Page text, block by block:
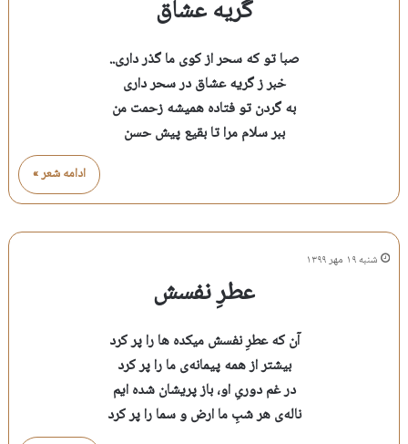
گریه عشاق
صبا تو که سحر از کوی ما گذر داری..
خبر ز گریه عشاق در سحر داری
به گردن تو فتاده همیشه زحمت من
ببر سلام مرا تا بقیع پیش حسن
ادامه شعر »
شنبه ۱۹ مهر ۱۳۹۹
عطرِ نفسش
آن که عطرِ نفسش میکده ها را پر کرد
بیشتر از همه پیمانه‌ی ما را پر کرد
در غم دوریِ او، باز پریشان شده ایم
ناله‌ی هر شبِ ما ارض و سما را پر کرد